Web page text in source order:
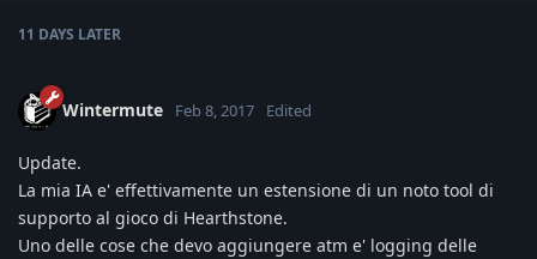
11 DAYS LATER
Wintermute Feb 8, 2017 Edited
Update.
La mia IA e' effettivamente un estensione di un noto tool di
supporto al gioco di Hearthstone.
Uno delle cose che devo aggiungere atm e' logging delle